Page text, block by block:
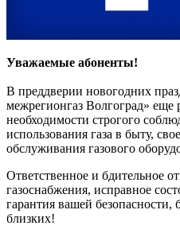
Уважаемые абоненты!
В преддверии новогодних
межрегионгаз Волгоград» еще
необходимости строгого
использования газа в быту,
обслуживания газового
Ответственное и бдительное
газоснабжения, исправное
гарантия вашей
близких!